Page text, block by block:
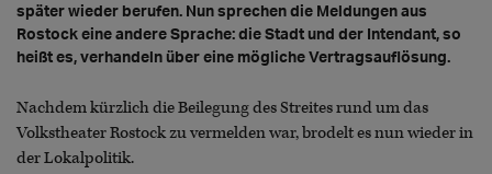
später wieder berufen. Nun sprechen die Meldungen aus
Rostock eine andere Sprache: die Stadt und der Intendant, so
heißt es, verhandeln über eine mögliche Vertragsauflösung.
Nachdem kürzlich die Beilegung des Streites rund um das
Volkstheater Rostock zu vermelden war, brodelt es nun wieder in
der Lokalpolitik.